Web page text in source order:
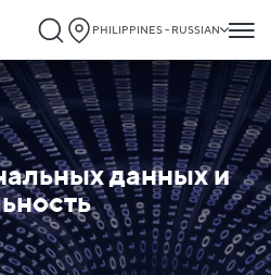
PHILIPPINES - RUSSIAN
данных и